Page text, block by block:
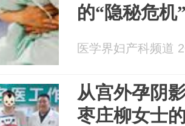
的“隐秘危机
医学界妇产科频道
从宫外孕阴
枣庄柳女士